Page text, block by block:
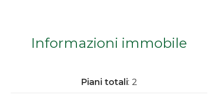
come prima casa sia come investimento
Informazioni immobile
Piani totali: 2